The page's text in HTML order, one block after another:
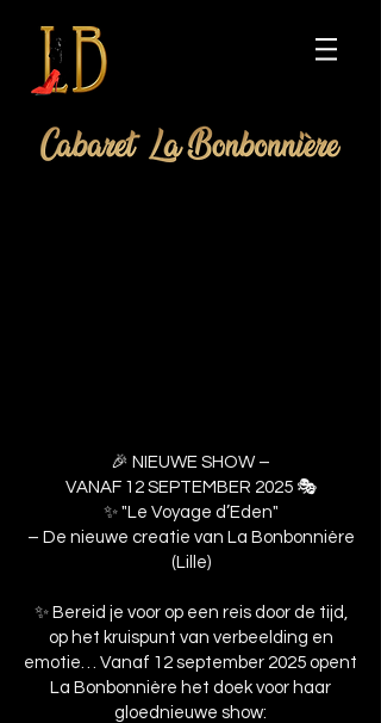
🎉 NIEUWE SHOW –
VANAF 12 SEPTEMBER 2025 🎭
✨ "Le Voyage d’Eden"
– De nieuwe creatie van La Bonbonnière
(Lille)
✨ Bereid je voor op een reis door de tijd,
op het kruispunt van verbeelding en
emotie… Vanaf 12 september 2025 opent
La Bonbonnière het doek voor haar
gloednieuwe show: